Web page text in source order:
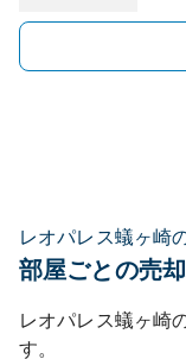
レオパレス蟻ヶ崎
部屋ごとの売
レオパレス蟻ヶ崎
す。